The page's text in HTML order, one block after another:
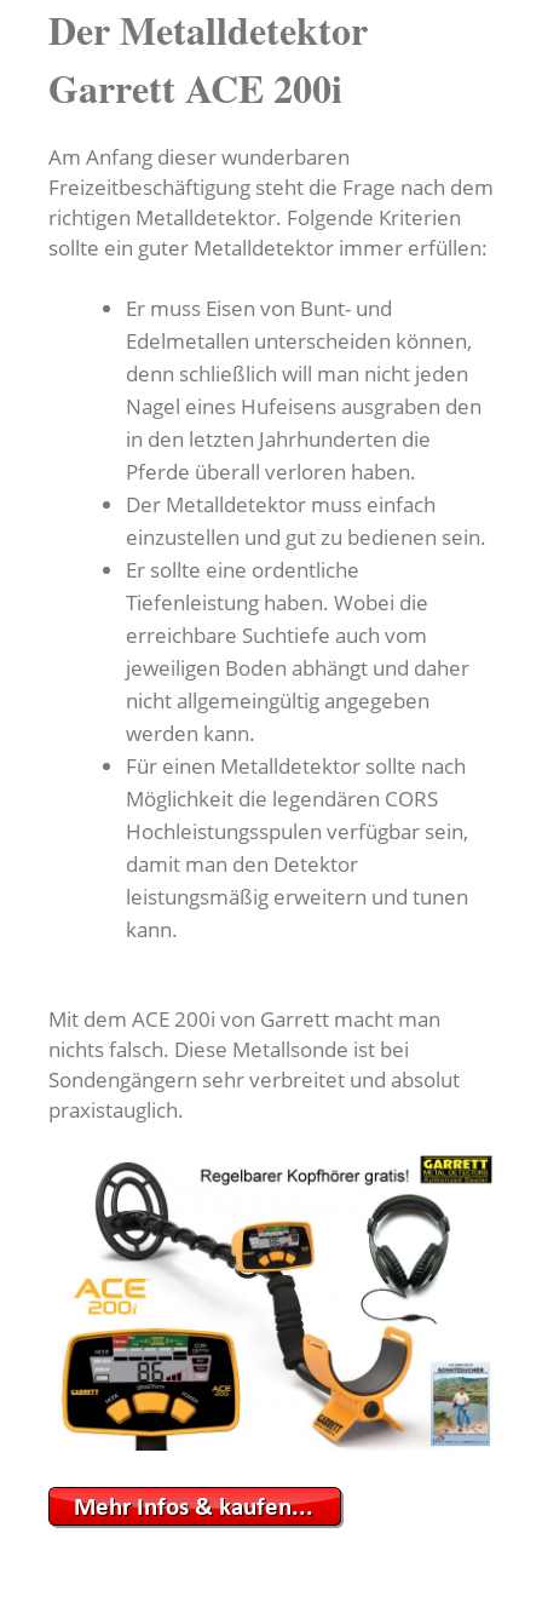
Der Metalldetektor
Garrett ACE 200i
Am Anfang dieser wunderbaren
Freizeitbeschäftigung steht die Frage nach dem
richtigen Metalldetektor. Folgende Kriterien
sollte ein guter Metalldetektor immer erfüllen:
Er muss Eisen von Bunt- und
Edelmetallen unterscheiden können,
denn schließlich will man nicht jeden
Nagel eines Hufeisens ausgraben den
in den letzten Jahrhunderten die
Pferde überall verloren haben.
Der Metalldetektor muss einfach
einzustellen und gut zu bedienen sein.
Er sollte eine ordentliche
Tiefenleistung haben. Wobei die
erreichbare Suchtiefe auch vom
jeweiligen Boden abhängt und daher
nicht allgemeingültig angegeben
werden kann.
Für einen Metalldetektor sollte nach
Möglichkeit die legendären CORS
Hochleistungsspulen verfügbar sein,
damit man den Detektor
leistungsmäßig erweitern und tunen
kann.
Mit dem ACE 200i von Garrett macht man
nichts falsch. Diese Metallsonde ist bei
Sondengängern sehr verbreitet und absolut
praxistauglich.